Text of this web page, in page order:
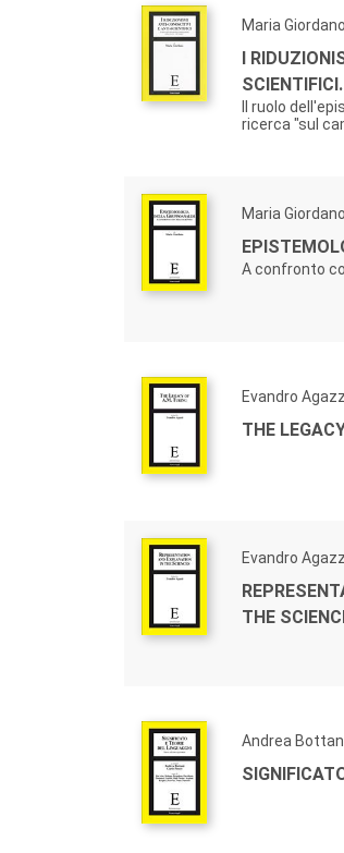
Maria Giordano
I
SCIENTIFICI.
Il ruolo
ricerca "sul
Maria Giordano
A confronto
Evandro
THE
Evandro
THE
Andrea